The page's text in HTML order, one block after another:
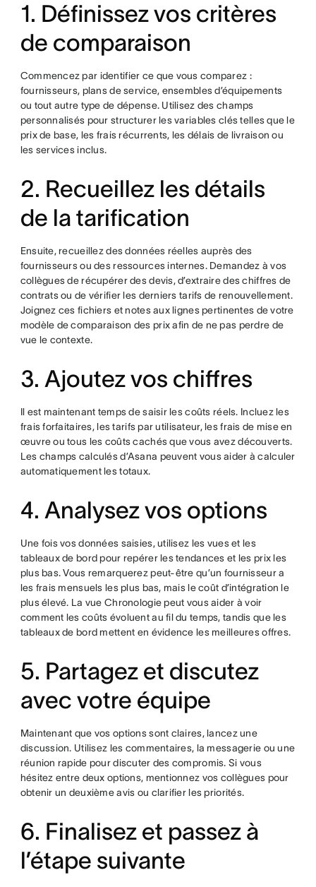
1. Définissez vos critères
de comparaison
Commencez par identifier ce que vous comparez :
fournisseurs, plans de service, ensembles d’équipements
ou tout autre type de dépense. Utilisez des champs
personnalisés pour structurer les variables clés telles que le
prix de base, les frais récurrents, les délais de livraison ou
les services inclus.
2. Recueillez les détails
de la tarification
Ensuite, recueillez des données réelles auprès des
fournisseurs ou des ressources internes. Demandez à vos
collègues de récupérer des devis, d’extraire des chiffres de
contrats ou de vérifier les derniers tarifs de renouvellement.
Joignez ces fichiers et notes aux lignes pertinentes de votre
modèle de comparaison des prix afin de ne pas perdre de
vue le contexte.
3. Ajoutez vos chiffres
Il est maintenant temps de saisir les coûts réels. Incluez les
frais forfaitaires, les tarifs par utilisateur, les frais de mise en
œuvre ou tous les coûts cachés que vous avez découverts.
Les champs calculés d’Asana peuvent vous aider à calculer
automatiquement les totaux.
4. Analysez vos options
Une fois vos données saisies, utilisez les vues et les
tableaux de bord pour repérer les tendances et les prix les
plus bas. Vous remarquerez peut-être qu’un fournisseur a
les frais mensuels les plus bas, mais le coût d’intégration le
plus élevé. La vue Chronologie peut vous aider à voir
comment les coûts évoluent au fil du temps, tandis que les
tableaux de bord mettent en évidence les meilleures offres.
5. Partagez et discutez
avec votre équipe
Maintenant que vos options sont claires, lancez une
discussion. Utilisez les commentaires, la messagerie ou une
réunion rapide pour discuter des compromis. Si vous
hésitez entre deux options, mentionnez vos collègues pour
obtenir un deuxième avis ou clarifier les priorités.
6. Finalisez et passez à
l’étape suivante